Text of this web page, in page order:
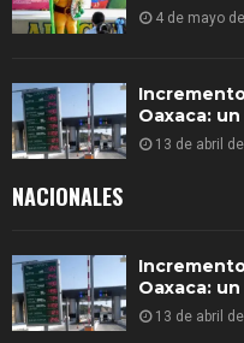
4 de mayo
Oaxaca:
13 de abril
NACIONALES
Oaxaca:
13 de abril